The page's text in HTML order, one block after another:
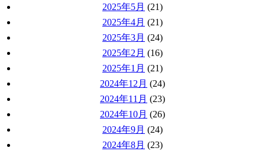
2025年5月 (21)
2025年4月 (21)
2025年3月 (24)
2025年2月 (16)
2025年1月 (21)
2024年12月 (24)
2024年11月 (23)
2024年10月 (26)
2024年9月 (24)
2024年8月 (23)